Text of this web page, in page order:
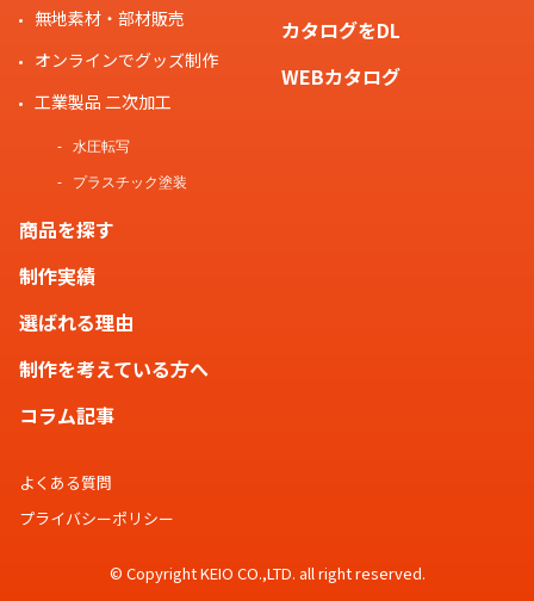
無地素材・部材販売
オンラインでグッズ制作
工業製品 二次加工
水圧転写
プラスチック塗装
商品を探す
制作実績
選ばれる理由
制作を考えている方へ
コラム記事
カタログをDL
WEBカタログ
よくある質問
プライバシーポリシー
© Copyright KEIO CO.,LTD. all right reserved.